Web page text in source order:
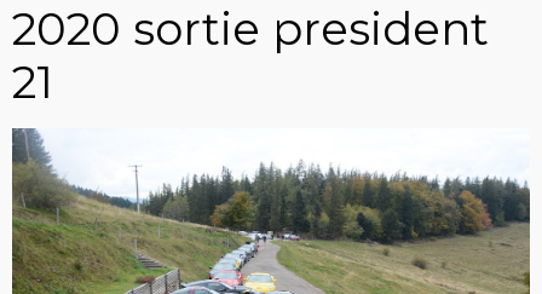
2020 sortie president
21